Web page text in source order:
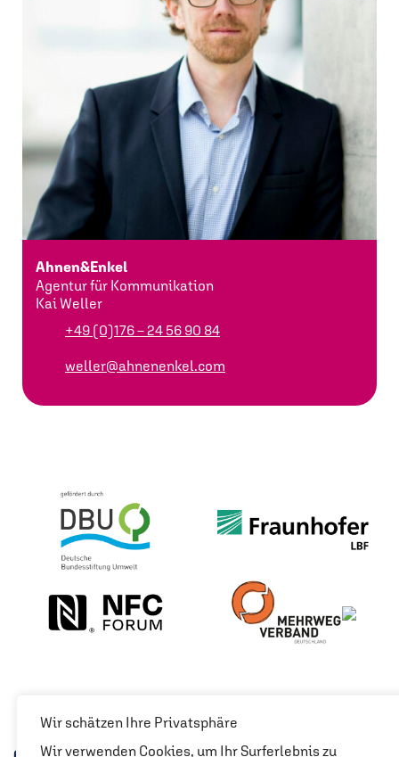
Wir schätzen Ihre Privatsphäre
Wir verwenden Cookies, um Ihr Surferlebnis zu
Ahnen&Enkel
Agentur für Kommunikation
Kai Weller
+49 (0)176 – 24 56 90 84
moc.leknenenha@rellew